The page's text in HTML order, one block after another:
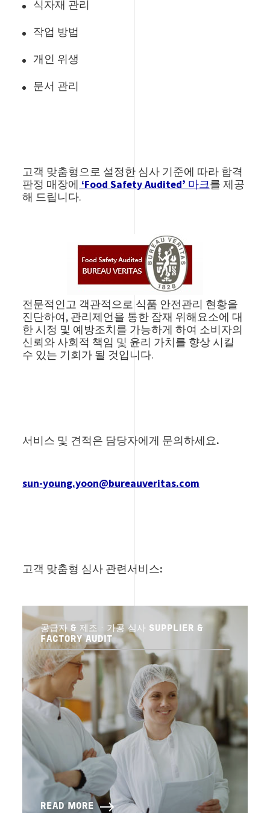
식자재 관리
작업 방법
개인 위생
문서 관리
고객 맞춤형으로 설정한 심사 기준에 따라 합격
판정 매장에 ‘Food Safety Audited’ 마크를 제공
해 드립니다.
전문적인고 객관적으로 식품 안전관리 현황을
진단하여, 관리제언을 통한 잠재 위해요소에 대
한 시정 및 예방조치를 가능하게 하여 소비자의
신뢰와 사회적 책임 및 윤리 가치를 향상 시킬
수 있는 기회가 될 것입니다.
서비스 및 견적은 담당자에게 문의하세요.
sun-young.yoon@bureauveritas.com
고객 맞춤형 심사 관련서비스:
공급자 & 제조ㆍ가공 심사 SUPPLIER &
FACTORY AUDIT
READ MORE